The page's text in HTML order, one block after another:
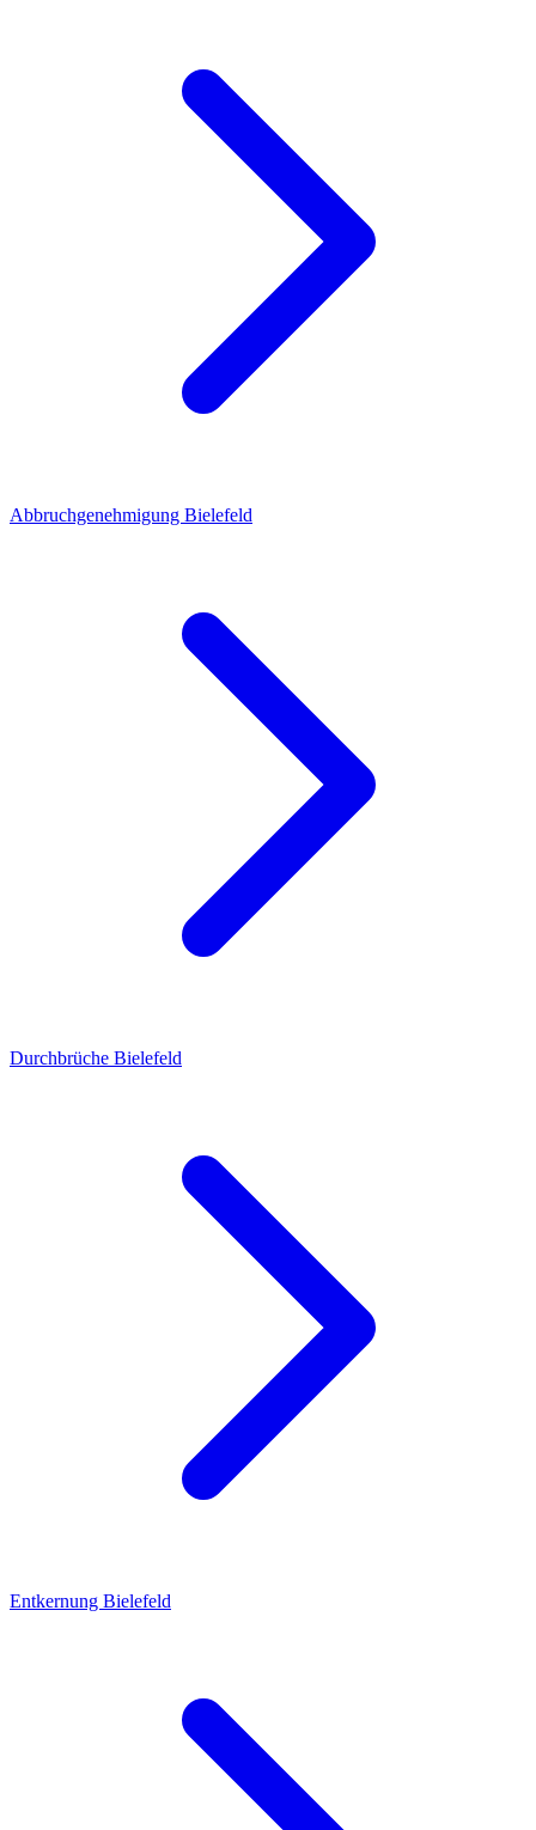
Abbruchgenehmigung Bielefeld
Durchbrüche Bielefeld
Entkernung Bielefeld